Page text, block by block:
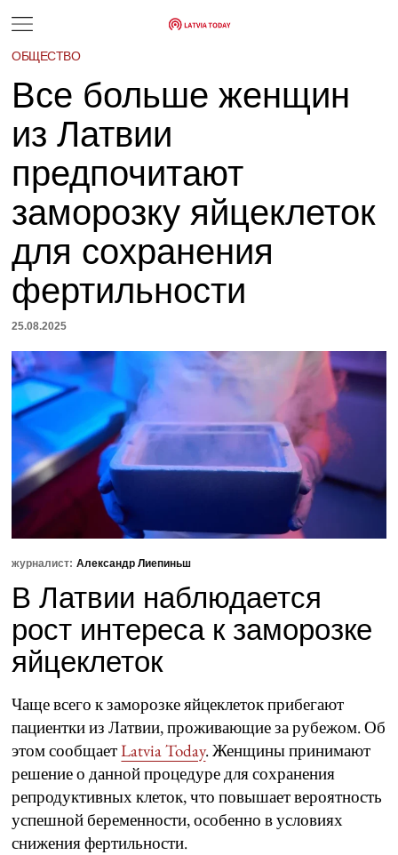
ОБЩЕСТВО
Все больше женщин
из Латвии
предпочитают
заморозку яйцеклеток
для сохранения
фертильности
25.08.2025
журналист: Александр Лиепиньш
В Латвии наблюдается
рост интереса к заморозке
яйцеклеток
Чаще всего к заморозке яйцеклеток прибегают
пациентки из Латвии, проживающие за рубежом. Об
этом сообщаетLatvia Today. Женщины принимают
решение о данной процедуре для сохранения
репродуктивных клеток, что повышает вероятность
успешной беременности, особенно в условиях
снижения фертильности.